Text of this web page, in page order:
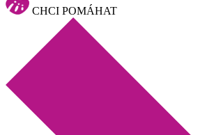
CHCI POMÁHAT